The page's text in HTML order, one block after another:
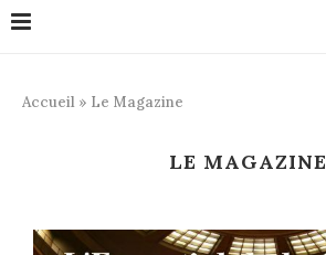
Accueil » Le Magazine
LE MAGAZINE